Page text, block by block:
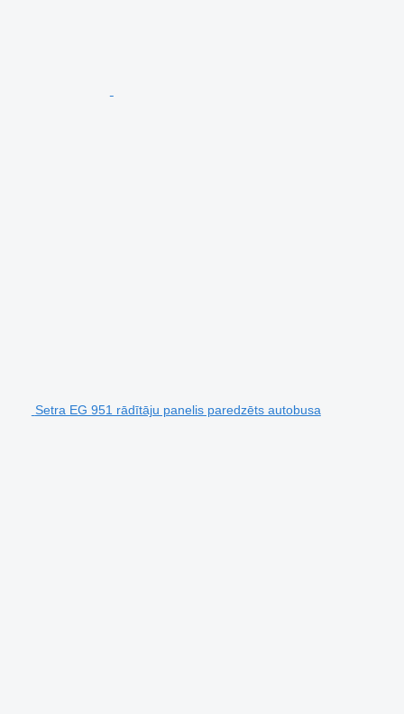
Setra EG 951 rādītāju panelis paredzēts autobusa